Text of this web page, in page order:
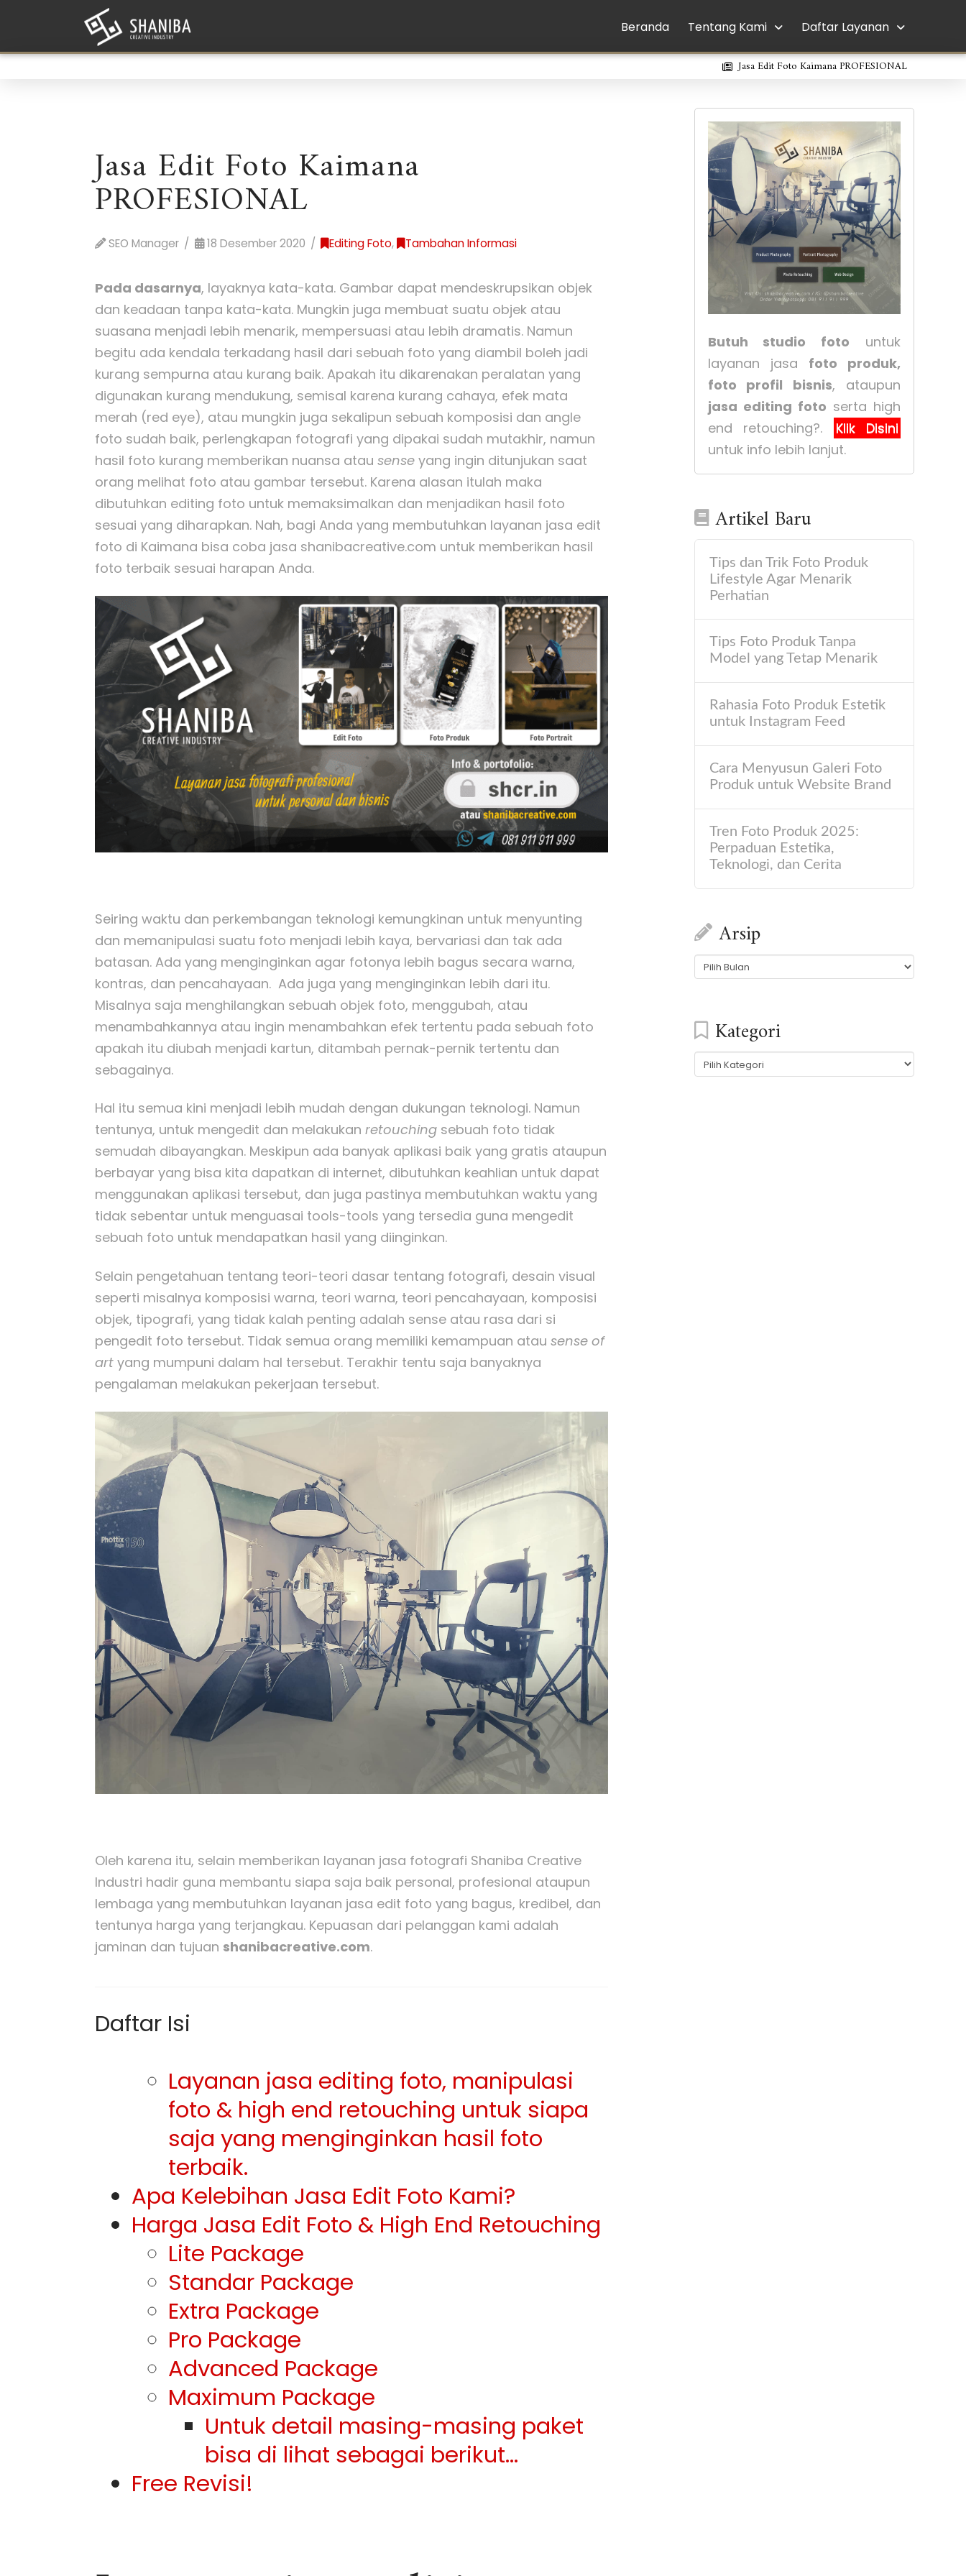
Beranda Tentang Kami Daftar Layanan
Jasa Edit Foto Kaimana PROFESIONAL
Jasa Edit Foto Kaimana
PROFESIONAL
SEO Manager 18 Desember 2020 Editing Foto, Tambahan Informasi
Pada dasarnya, layaknya kata-kata. Gambar dapat mendeskrupsikan objek
dan keadaan tanpa kata-kata. Mungkin juga membuat suatu objek atau
suasana menjadi lebih menarik, mempersuasi atau lebih dramatis. Namun
begitu ada kendala terkadang hasil dari sebuah foto yang diambil boleh jadi
kurang sempurna atau kurang baik. Apakah itu dikarenakan peralatan yang
digunakan kurang mendukung, semisal karena kurang cahaya, efek mata
merah (red eye), atau mungkin juga sekalipun sebuah komposisi dan angle
foto sudah baik, perlengkapan fotografi yang dipakai sudah mutakhir, namun
hasil foto kurang memberikan nuansa atau sense yang ingin ditunjukan saat
orang melihat foto atau gambar tersebut. Karena alasan itulah maka
dibutuhkan editing foto untuk memaksimalkan dan menjadikan hasil foto
sesuai yang diharapkan. Nah, bagi Anda yang membutuhkan layanan jasa edit
foto di Kaimana bisa coba jasa shanibacreative.com untuk memberikan hasil
foto terbaik sesuai harapan Anda.
Seiring waktu dan perkembangan teknologi kemungkinan untuk menyunting
dan memanipulasi suatu foto menjadi lebih kaya, bervariasi dan tak ada
batasan. Ada yang menginginkan agar fotonya lebih bagus secara warna,
kontras, dan pencahayaan. Ada juga yang menginginkan lebih dari itu.
Misalnya saja menghilangkan sebuah objek foto, menggubah, atau
menambahkannya atau ingin menambahkan efek tertentu pada sebuah foto
apakah itu diubah menjadi kartun, ditambah pernak-pernik tertentu dan
sebagainya.
Hal itu semua kini menjadi lebih mudah dengan dukungan teknologi. Namun
tentunya, untuk mengedit dan melakukan retouching sebuah foto tidak
semudah dibayangkan. Meskipun ada banyak aplikasi baik yang gratis ataupun
berbayar yang bisa kita dapatkan di internet, dibutuhkan keahlian untuk dapat
menggunakan aplikasi tersebut, dan juga pastinya membutuhkan waktu yang
tidak sebentar untuk menguasai tools-tools yang tersedia guna mengedit
sebuah foto untuk mendapatkan hasil yang diinginkan.
Selain pengetahuan tentang teori-teori dasar tentang fotografi, desain visual
seperti misalnya komposisi warna, teori warna, teori pencahayaan, komposisi
objek, tipografi, yang tidak kalah penting adalah sense atau rasa dari si
pengedit foto tersebut. Tidak semua orang memiliki kemampuan atau sense of
art yang mumpuni dalam hal tersebut. Terakhir tentu saja banyaknya
pengalaman melakukan pekerjaan tersebut.
Oleh karena itu, selain memberikan layanan jasa fotografi Shaniba Creative
Industri hadir guna membantu siapa saja baik personal, profesional ataupun
lembaga yang membutuhkan layanan jasa edit foto yang bagus, kredibel, dan
tentunya harga yang terjangkau. Kepuasan dari pelanggan kami adalah
jaminan dan tujuan shanibacreative.com.
Daftar Isi
Layanan jasa editing foto, manipulasi
foto & high end retouching untuk siapa
saja yang menginginkan hasil foto
terbaik.
Apa Kelebihan Jasa Edit Foto Kami?
Harga Jasa Edit Foto & High End Retouching
Lite Package
Standar Package
Extra Package
Pro Package
Advanced Package
Maximum Package
Untuk detail masing-masing paket
bisa di lihat sebagai berikut…
Free Revisi!
Butuh studio foto untuk
layanan jasa foto produk,
foto profil bisnis, ataupun
jasa editing foto serta high
end retouching?.
Klik Disini
untuk info lebih lanjut.
Artikel Baru
Tips dan Trik Foto Produk
Lifestyle Agar Menarik
Perhatian
Tips Foto Produk Tanpa
Model yang Tetap Menarik
Rahasia Foto Produk Estetik
untuk Instagram Feed
Cara Menyusun Galeri Foto
Produk untuk Website Brand
Tren Foto Produk 2025:
Perpaduan Estetika,
Teknologi, dan Cerita
Arsip
Arsip
Kategori
Kategori